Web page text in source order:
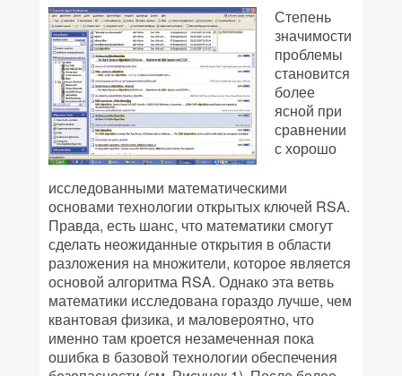
Степень
значимости
проблемы
становится
более
ясной при
сравнении
с хорошо
исследованными математическими
основами технологии открытых ключей RSA.
Правда, есть шанс, что математики смогут
сделать неожиданные открытия в области
разложения на множители, которое является
основой алгоритма RSA. Однако эта ветвь
математики исследована гораздо лучше, чем
квантовая физика, и маловероятно, что
именно там кроется незамеченная пока
ошибка в базовой технологии обеспечения